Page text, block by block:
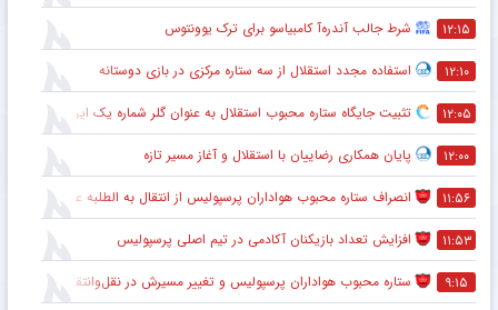
۱۲:۱۵ شرط جالب آندره‌آ کامبیاسو برای ترک یوونتوس
۱۲:۱۰ استفاده مجدد استقلال از سه ستاره مرکزی در بازی دوستانه
۱۲:۰۵ تثبیت جایگاه ستاره محبوب استقلال به عنوان گلر شماره یک این تیم برای شروع لیگ
۱۲:۰۰ پایان همکاری رضاییان با استقلال و آغاز مسیر تازه
۱۱:۵۶ انصراف ستاره محبوب هواداران پرسپولیس از انتقال به الطلبه عراق
۱۱:۵۳ افزایش تعداد بازیکنان آکادمی در تیم اصلی پرسپولیس
۹:۱۵ ستاره محبوب هواداران پرسپولیس و تغییر مسیرش در نقل‌وانتقالات